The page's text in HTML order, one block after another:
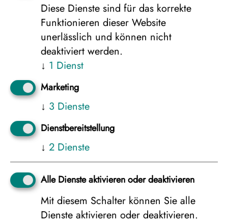
Zusatznacht in Oslo im DZ
Zusatznacht in Oslo im EZ
Zusatznacht in Gardermoen im DZ
Zusatznacht in Gardermoen im EZ
Diese Dienste sind für das korrekte
Funktionieren dieser Website
unerlässlich und können nicht
deaktiviert werden.
↓ 1 Dienst
Marketing
↓ 3 Dienste
Dienstbereitstellung
↓ 2 Dienste
Alle Dienste aktivieren oder deaktivieren
Mit diesem Schalter können Sie alle
Dienste aktivieren oder deaktivieren.